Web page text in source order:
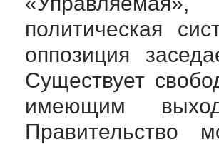
политическая
оппозиция
Существует
имеющим
Правительство